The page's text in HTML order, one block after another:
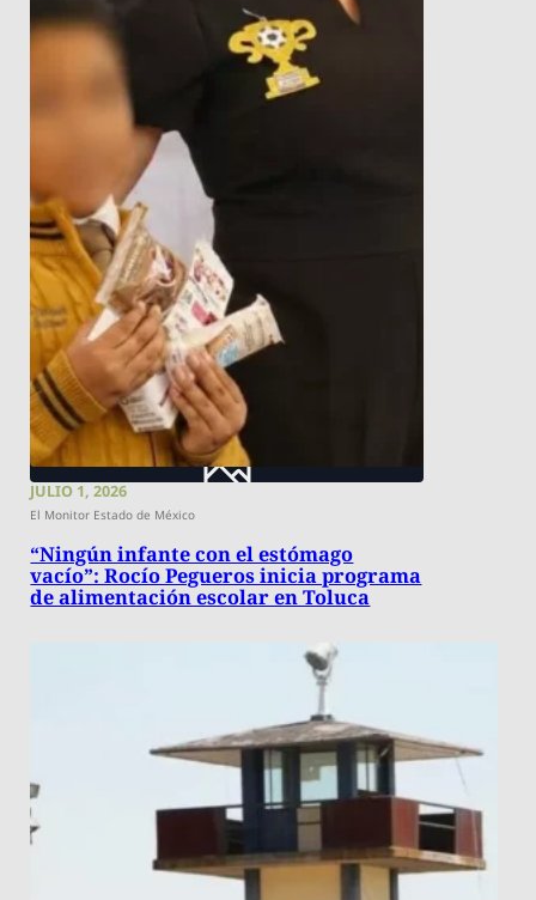
JULIO 1, 2026
El Monitor Estado de México
“Ningún infante con el estómago
vacío”: Rocío Pegueros inicia programa
de alimentación escolar en Toluca